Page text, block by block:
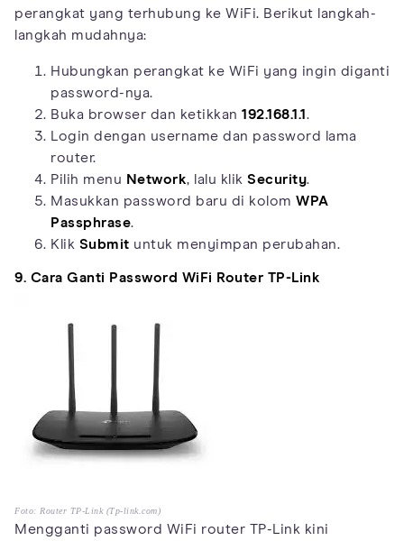
perangkat yang terhubung ke WiFi. Berikut langkah-
langkah mudahnya:
Hubungkan perangkat ke WiFi yang ingin diganti
password-nya.
Buka browser dan ketikkan 192.168.1.1.
Login dengan username dan password lama
router.
Pilih menu Network, lalu klik Security.
Masukkan password baru di kolom WPA
Passphrase.
Klik Submit untuk menyimpan perubahan.
9. Cara Ganti Password WiFi Router TP-Link
Foto: Router TP-Link (Tp-link.com)
Mengganti password WiFi router TP-Link kini